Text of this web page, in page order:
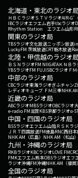
北海道・東北のラジオ局
ＨＢＣラジオＳＴＶラジオAIR-G'
IBCラジオエフエム岩手tbcラジオ
Rhythm Station エフエム山形
関東のラジオ局
TBSラジオ文化放送ニッポン放送
LuckyFM 茨城放送CRT栃木放送
北陸・甲信越のラジオ局
ＢＳＮラジオFM NIIGATAＫＮＢラ
YBSラジオFM FUJISBCラジオ Ｆ
中部のラジオ局
CBCラジオ東海ラジオぎふチャン
レディオキューブ ＦＭ三重NHK
近畿のラジオ局
ABCラジオMBSラジオOBCラジオ
e-radio FM滋賀KBS京都ラジオα-
中国・四国のラジオ局
BSSラジオエフエム山陰ＲＳＫラ
ＪＲＴ四国放送FM徳島RNC西日
NHK AM（広島） NHK AM（松山）
九州・沖縄のラジオ局
RKBラジオKBCラジオLOVE FM
FMKエフエム熊本OBSラジオエフ
ラジオ沖縄FM沖縄NHK AM（福岡）
全国のラジオ局